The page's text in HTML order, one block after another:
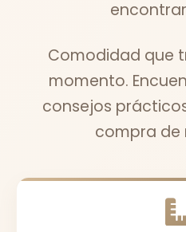
Comodidad que
momento.
consejos
compra de